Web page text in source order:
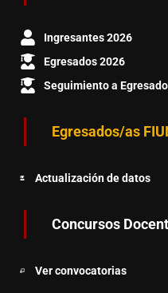
Ingresantes 2026
Egresados 2026
Seguimiento a
Egresados/as
Actualización de datos
Concursos
Ver convocatorias